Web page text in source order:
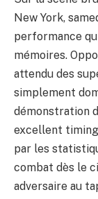
New York,
performance
mémoires.
attendu des
simplement
démonstration
excellent
par les
combat dès le
adversaire au